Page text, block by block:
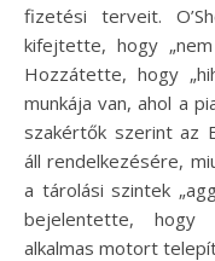
fizetési terveit.
kifejtette, hogy
Hozzátette, hogy
munkája van, ahol a
szakértők szerint az
áll rendelkezésére,
a tárolási szintek
bejelentette, hogy
alkalmas motort